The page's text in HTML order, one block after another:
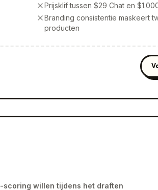
Prijsklif tussen $29 Chat en
Branding consistentie maskeert
producten
scoring willen tijdens het draften